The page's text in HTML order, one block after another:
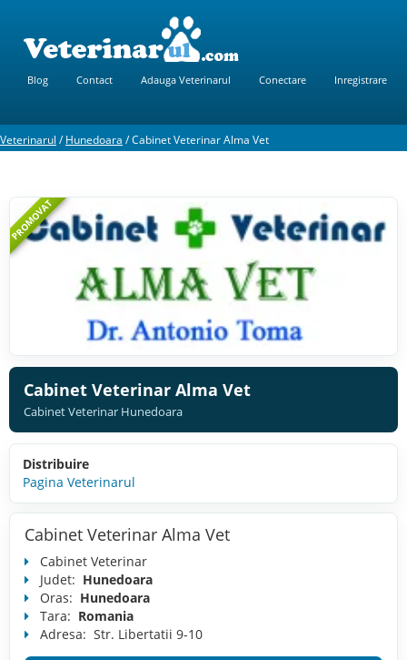
Blog Contact Adauga Veterinarul Conectare Inregistrare
Veterinarul /Hunedoara /Cabinet Veterinar Alma Vet
PROMOVAT
Cabinet Veterinar Alma Vet
Cabinet Veterinar Hunedoara
Distribuire
Pagina Veterinarul
Cabinet Veterinar Alma Vet
Cabinet Veterinar
Judet: Hunedoara
Oras: Hunedoara
Tara: Romania
Adresa: Str. Libertatii 9-10